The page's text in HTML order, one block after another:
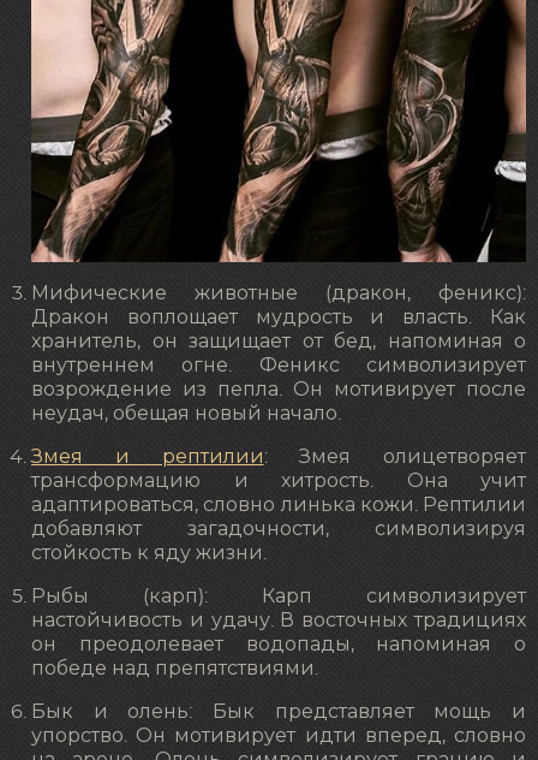
Мифические животные (дракон, феникс):
Дракон воплощает мудрость и власть. Как
хранитель, он защищает от бед, напоминая о
внутреннем огне. Феникс символизирует
возрождение из пепла. Он мотивирует после
неудач, обещая новый начало.
Змея и рептилии: Змея олицетворяет
трансформацию и хитрость. Она учит
адаптироваться, словно линька кожи. Рептилии
добавляют загадочности, символизируя
стойкость к яду жизни.
Рыбы (карп): Карп символизирует
настойчивость и удачу. В восточных традициях
он преодолевает водопады, напоминая о
победе над препятствиями.
Бык и олень: Бык представляет мощь и
упорство. Он мотивирует идти вперед, словно